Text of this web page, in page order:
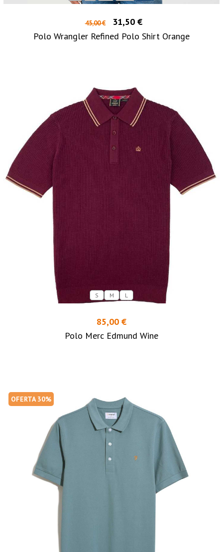
45,00 €
31,50 €
Polo Wrangler Refined Polo Shirt Orange
S M L
85,00 €
Polo Merc Edmund Wine
OFERTA 30%